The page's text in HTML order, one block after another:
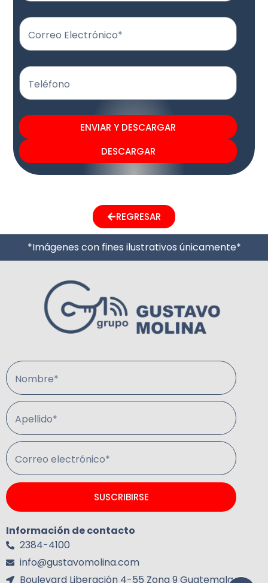
Correo Electrónico*
Teléfono
ENVIAR Y DESCARGAR
DESCARGAR
REGRESAR
*Imágenes con fines ilustrativos únicamente*
Nombre*
Apellido*
Correo electrónico*
SUSCRIBIRSE
Información de contacto
2384-4100
info@gustavomolina.com
Boulevard Liberación 4-55 Zona 9 Guatemala.